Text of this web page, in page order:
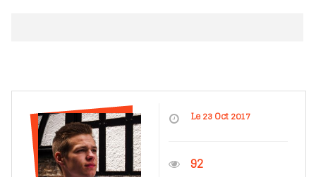
Le 23 Oct 2017
92